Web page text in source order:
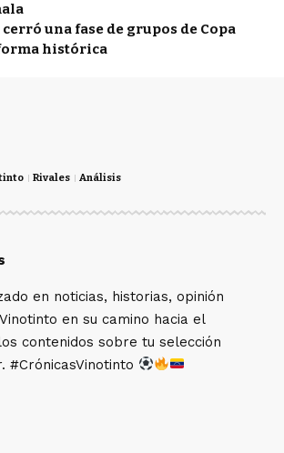
una fase de grupos de Copa
histórica
Rivales Análisis
en noticias, historias, opinión
en su camino hacia el
contenidos sobre tu selección
#CrónicasVinotinto